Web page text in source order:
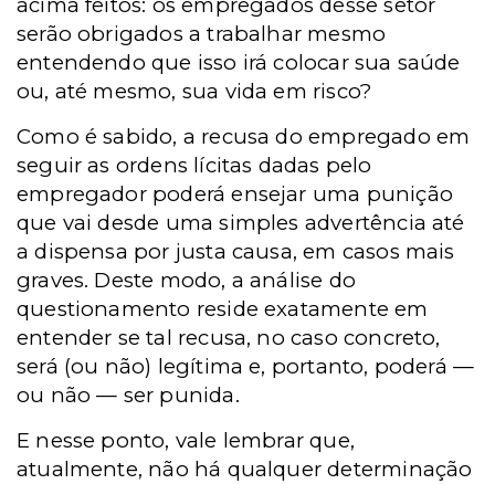
acima feitos: os empregados desse setor
serão obrigados a trabalhar mesmo
entendendo que isso irá colocar sua saúde
ou, até mesmo, sua vida em risco?
Como é sabido, a recusa do empregado em
seguir as ordens lícitas dadas pelo
empregador poderá ensejar uma punição
que vai desde uma simples advertência até
a dispensa por justa causa, em casos mais
graves. Deste modo, a análise do
questionamento reside exatamente em
entender se tal recusa, no caso concreto,
será (ou não) legítima e, portanto, poderá —
ou não — ser punida.
E nesse ponto, vale lembrar que,
atualmente, não há qualquer determinação